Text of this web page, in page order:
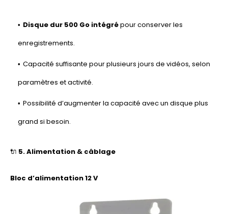
Disque dur 500 Go intégrépour conserver les
enregistrements.
Capacité suffisante pour plusieurs jours de vidéos, selon
paramètres et activité.
Possibilité d’augmenter la capacité avec un disque plus
grand si besoin.
🔌 5. Alimentation & câblage
Bloc d’alimentation 12 V